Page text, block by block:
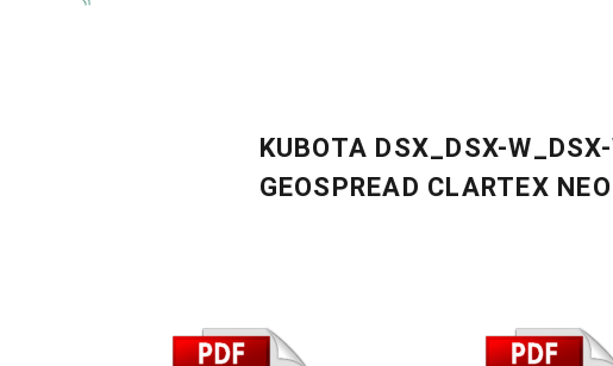
KUBOTA DSX_DSX-
GEOSPREAD CLARTEX NEO